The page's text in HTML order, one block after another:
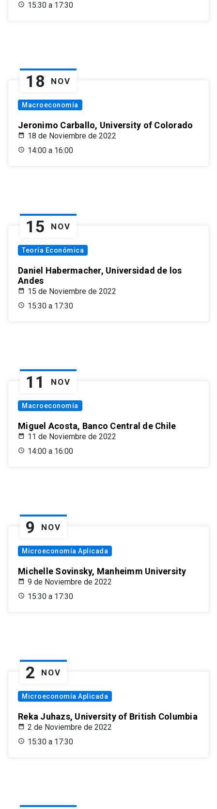
15:30 a 17:30
18 NOV
Macroeconomía
Jeronimo Carballo, University of Colorado
18 de Noviembre de 2022
14:00 a 16:00
15 NOV
Teoría Económica
Daniel Habermacher, Universidad de los
Andes
15 de Noviembre de 2022
15:30 a 17:30
11 NOV
Macroeconomía
Miguel Acosta, Banco Central de Chile
11 de Noviembre de 2022
14:00 a 16:00
9 NOV
Microeconomía Aplicada
Michelle Sovinsky, Manheimm University
9 de Noviembre de 2022
15:30 a 17:30
2 NOV
Microeconomía Aplicada
Reka Juhazs, University of British Columbia
2 de Noviembre de 2022
15:30 a 17:30